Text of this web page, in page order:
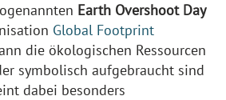
Earth Overshoot Day
Global Footprint
die ökologischen Ressourcen
symbolisch aufgebraucht sind
dabei besonders